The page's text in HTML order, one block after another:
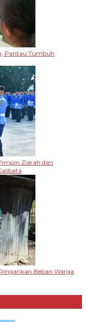
Pantau Tumbuh
Ziarah dan
Beban Warga